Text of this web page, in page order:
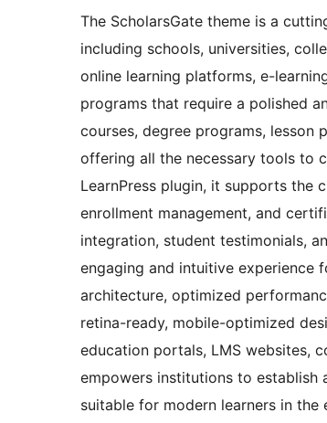
The ScholarsGate theme is a
including schools, universities,
online learning platforms, e-
programs that require a polished
courses, degree programs, lesson
offering all the necessary tools to
LearnPress plugin, it supports the
enrollment management, and
integration, student testimonials,
engaging and intuitive experience
architecture, optimized
retina-ready, mobile-optimized
education portals, LMS websites,
empowers institutions to establish
suitable for modern learners in the